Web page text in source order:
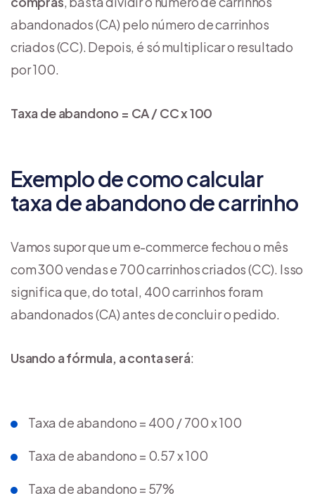
abandonados (CA) pelo número de carrinhos
criados (CC). Depois, é só multiplicar o resultado
por 100.
Taxa de abandono = CA / CC x 100
Exemplo de como calcular
taxa de abandono de carrinho
Vamos supor que um e-commerce fechou o mês
com 300 vendas e 700 carrinhos criados (CC). Isso
significa que, do total, 400 carrinhos foram
abandonados (CA) antes de concluir o pedido.
Usando a fórmula, a conta será:
Taxa de abandono = 400 / 700 x 100
Taxa de abandono = 0.57 x 100
Taxa de abandono = 57%